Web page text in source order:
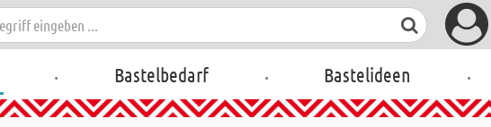
. Bastelbedarf . Bastelideen .